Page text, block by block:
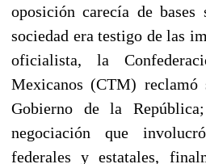
oposición carecía de
sociedad era testigo de las
oficialista, la
Mexicanos (CTM) reclamó
Gobierno de la
negociación que
federales y estatales,